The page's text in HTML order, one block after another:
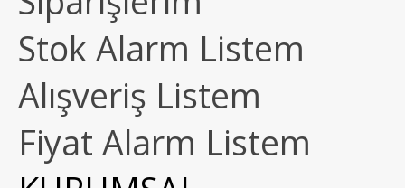
Stok Alarm Listem
Alışveriş Listem
Fiyat Alarm Listem